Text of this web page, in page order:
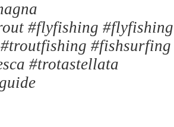
#flyfishing
#trotastellata